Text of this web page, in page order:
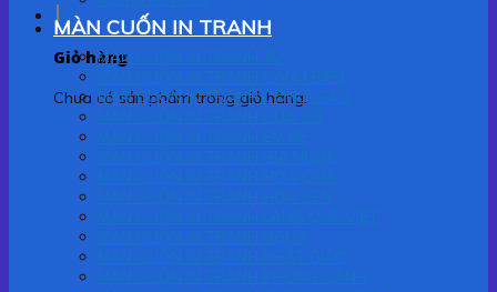
Giỏ hàng
Chưa có sản phẩm trong giỏ hàng.
MÀN CUỐN IN TRANH
MÀN CUỐN IN TRANH 3D
MÀN CUỐN IN TRANH CÔNG GIÁO